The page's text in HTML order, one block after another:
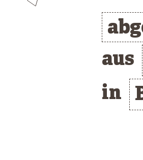
aus
in